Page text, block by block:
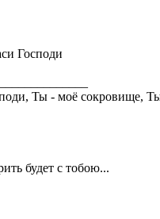
Господи
Ты - моё сокровище, Ты
будет с тобою...